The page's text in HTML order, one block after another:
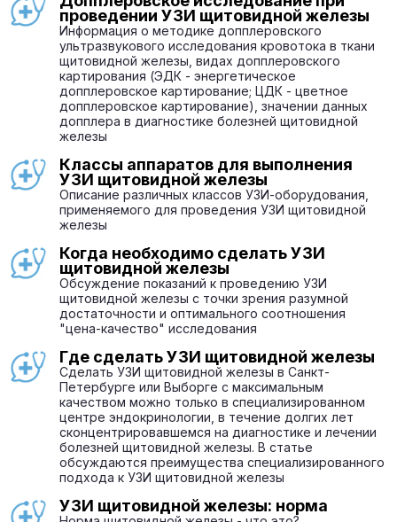
проведении УЗИ щитовидной железы
Информация о методике допплеровского
ультразвукового исследования кровотока в ткани
щитовидной железы, видах допплеровского
картирования (ЭДК - энергетическое
допплеровское картирование; ЦДК - цветное
допплеровское картирование), значении данных
допплера в диагностике болезней щитовидной
железы
Классы аппаратов для выполнения
УЗИ щитовидной железы
Описание различных классов УЗИ-оборудования,
применяемого для проведения УЗИ щитовидной
железы
Когда необходимо cделать УЗИ
щитовидной железы
Обсуждение показаний к проведению УЗИ
щитовидной железы с точки зрения разумной
достаточности и оптимального соотношения
"цена-качество" исследования
Где сделать УЗИ щитовидной железы
Сделать УЗИ щитовидной железы в Санкт-
Петербурге или Выборге с максимальным
качеством можно только в специализированном
центре эндокринологии, в течение долгих лет
сконцентрировавшемся на диагностике и лечении
болезней щитовидной железы. В статье
обсуждаются преимущества специализированного
подхода к УЗИ щитовидной железы
УЗИ щитовидной железы: норма